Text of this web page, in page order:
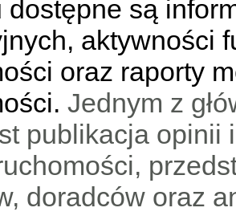
dostępne są
aktywności
oraz raporty
Jednym z
publikacja
doradców oraz